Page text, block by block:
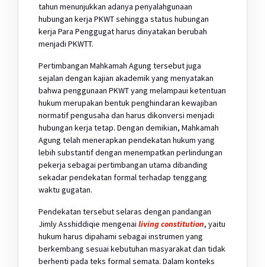
tahun menunjukkan adanya penyalahgunaan
hubungan kerja PKWT sehingga status hubungan
kerja Para Penggugat harus dinyatakan berubah
menjadi PKWTT.
Pertimbangan Mahkamah Agung tersebut juga
sejalan dengan kajian akademik yang menyatakan
bahwa penggunaan PKWT yang melampaui ketentuan
hukum merupakan bentuk penghindaran kewajiban
normatif pengusaha dan harus dikonversi menjadi
hubungan kerja tetap. Dengan demikian, Mahkamah
Agung telah menerapkan pendekatan hukum yang
lebih substantif dengan menempatkan perlindungan
pekerja sebagai pertimbangan utama dibanding
sekadar pendekatan formal terhadap tenggang
waktu gugatan.
Pendekatan tersebut selaras dengan pandangan
Jimly Asshiddiqie mengenai living constitution, yaitu
hukum harus dipahami sebagai instrumen yang
berkembang sesuai kebutuhan masyarakat dan tidak
berhenti pada teks formal semata. Dalam konteks